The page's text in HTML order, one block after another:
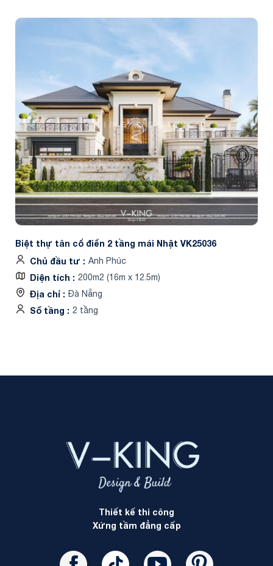
Biệt thự tân cổ điển 2 tầng mái Nhật VK25036
Chủ đầu tư
Anh Phúc
Diện tích 200m2 (16m x 12.5m)
Địa chỉ Đà Nẵng
Số tầng 2 tầng
Thiết kế thi công
Xứng tầm đẳng cấp